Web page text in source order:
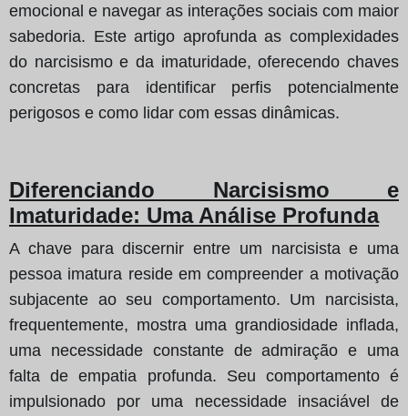
emocional e navegar as interações sociais com maior
sabedoria. Este artigo aprofunda as complexidades
do narcisismo e da imaturidade, oferecendo chaves
concretas para identificar perfis potencialmente
perigosos e como lidar com essas dinâmicas.
Diferenciando Narcisismo e
Imaturidade: Uma Análise Profunda
A chave para discernir entre um narcisista e uma
pessoa imatura reside em compreender a motivação
subjacente ao seu comportamento. Um narcisista,
frequentemente, mostra uma grandiosidade inflada,
uma necessidade constante de admiração e uma
falta de empatia profunda. Seu comportamento é
impulsionado por uma necessidade insaciável de